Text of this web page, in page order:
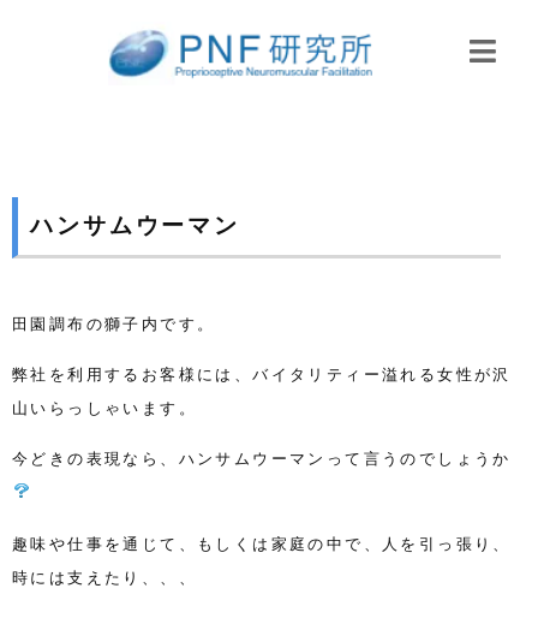
ハンサムウーマン
田園調布の獅子内です。
弊社を利用するお客様には、バイタリティー溢れる女性が沢
山いらっしゃいます。
今どきの表現なら、ハンサムウーマンって言うのでしょうか
趣味や仕事を通じて、もしくは家庭の中で、人を引っ張り、
時には支えたり、、、